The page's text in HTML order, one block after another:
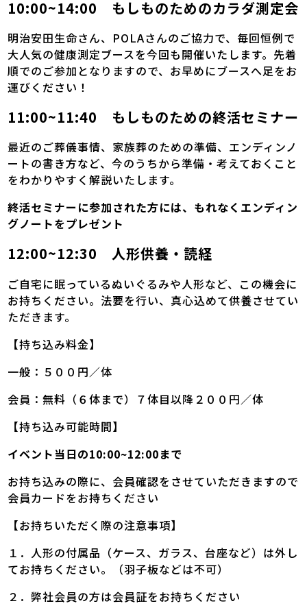
10:00~14:00 もしものためのカラダ測定会
明治安田生命さん、POLAさんのご協力で、毎回恒例で
大人気の健康測定ブースを今回も開催いたします。先着
順でのご参加となりますので、お早めにブースへ足をお
運びください！
11:00~11:40 もしものための終活セミナー
最近のご葬儀事情、家族葬のための準備、エンディンノ
ートの書き方など、今のうちから準備・考えておくこと
をわかりやすく解説いたします。
終活セミナーに参加された方には、もれなくエンディン
グノートをプレゼント
12:00~12:30 人形供養・読経
ご自宅に眠っているぬいぐるみや人形など、この機会に
お持ちください。法要を行い、真心込めて供養させてい
ただきます。
【持ち込み料金】
一般：５００円／体
会員：無料（６体まで）７体目以降２００円／体
【持ち込み可能時間】
イベント当日の10:00~12:00まで
お持ち込みの際に、会員確認をさせていただきますので
会員カードをお持ちください
【お持ちいただく際の注意事項】
１．人形の付属品（ケース、ガラス、台座など）は外し
てお持ちください。（羽子板などは不可）
２．弊社会員の方は会員証をお持ちください